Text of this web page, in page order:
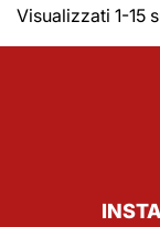
Visualizzati 1-15